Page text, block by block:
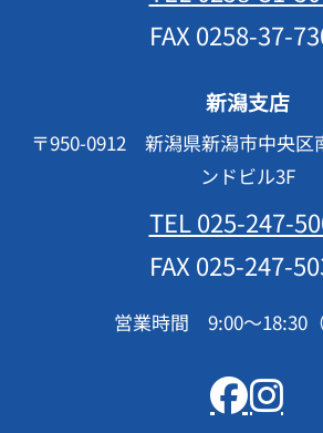
FAX 0258-37-
新潟支店
〒950-0912 新潟県新潟市中央区
ンドビル3F
TEL 025-247-
FAX 025-247-
営業時間 9:00～18:30（